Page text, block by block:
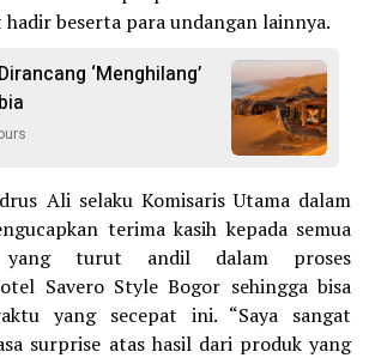
beserta para undangan lainnya.
‘Menghilang’
Ali selaku Komisaris Utama dalam
terima kasih kepada semua
yang turut andil dalam proses
Savero Style Bogor sehingga bisa
yang secepat ini. “Saya sangat
surprise atas hasil dari produk yang